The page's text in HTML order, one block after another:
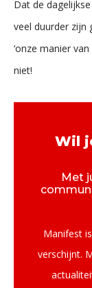
Dat de
veel duurder zijn
‘onze manier
niet!
Wil
Met
Manifest
verschijnt.